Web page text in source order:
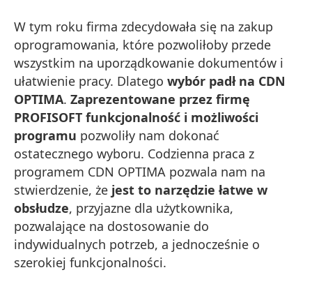
W tym roku firma zdecydowała się na zakup
oprogramowania, które pozwoliłoby przede
wszystkim na uporządkowanie dokumentów i
ułatwienie pracy. Dlatego wybór padł na CDN
OPTIMA. Zaprezentowane przez firmę
PROFISOFT funkcjonalność i możliwości
programu pozwoliły nam dokonać
ostatecznego wyboru. Codzienna praca z
programem CDN OPTIMA pozwala nam na
stwierdzenie, że jest to narzędzie łatwe w
obsłudze, przyjazne dla użytkownika,
pozwalające na dostosowanie do
indywidualnych potrzeb, a jednocześnie o
szerokiej funkcjonalności.